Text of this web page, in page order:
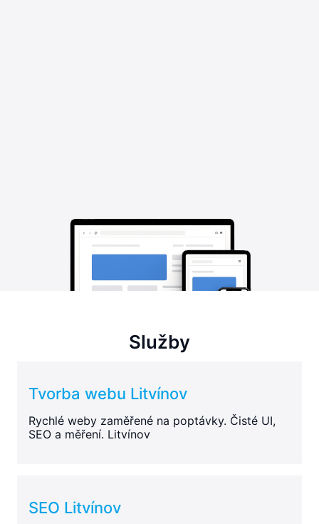
Služby
Tvorba webu Litvínov
Rychlé weby zaměřené na poptávky. Čisté UI,
SEO a měření. Litvínov
SEO Litvínov